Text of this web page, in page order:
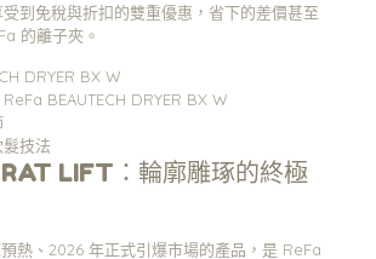
到免稅與折扣的雙重優惠，省下的差價甚至
的離子夾。
BEAUTECH DRYER BX W
技法
LIFT：輪廓雕琢的終極
熱、2026 年正式引爆市場的產品，是 ReFa